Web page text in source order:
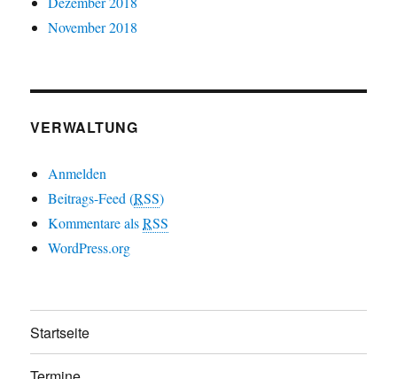
November 2018
VERWALTUNG
Anmelden
Beitrags-Feed (RSS)
Kommentare alsRSS
WordPress.org
Startseite